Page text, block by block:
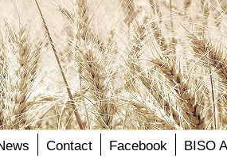
Contact Facebook BISO